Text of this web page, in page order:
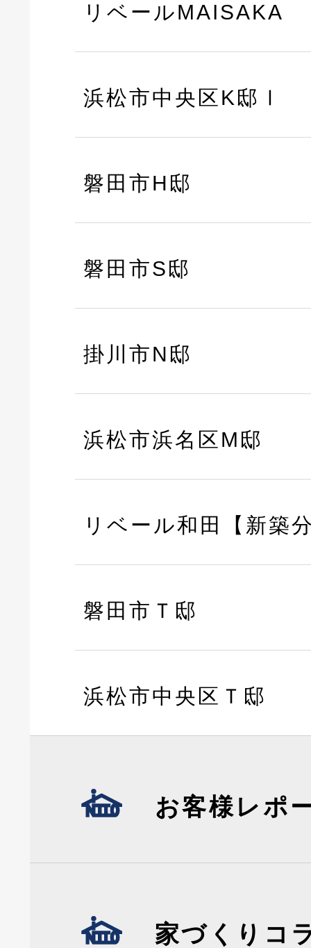
リベールMAISAKA
浜松市中央区K邸Ⅰ
磐田市H邸
磐田市S邸
掛川市N邸
浜松市浜名区M邸
リベール和田【新築
磐田市Ｔ邸
浜松市中央区Ｔ邸
お客様レポ
家づくりコ